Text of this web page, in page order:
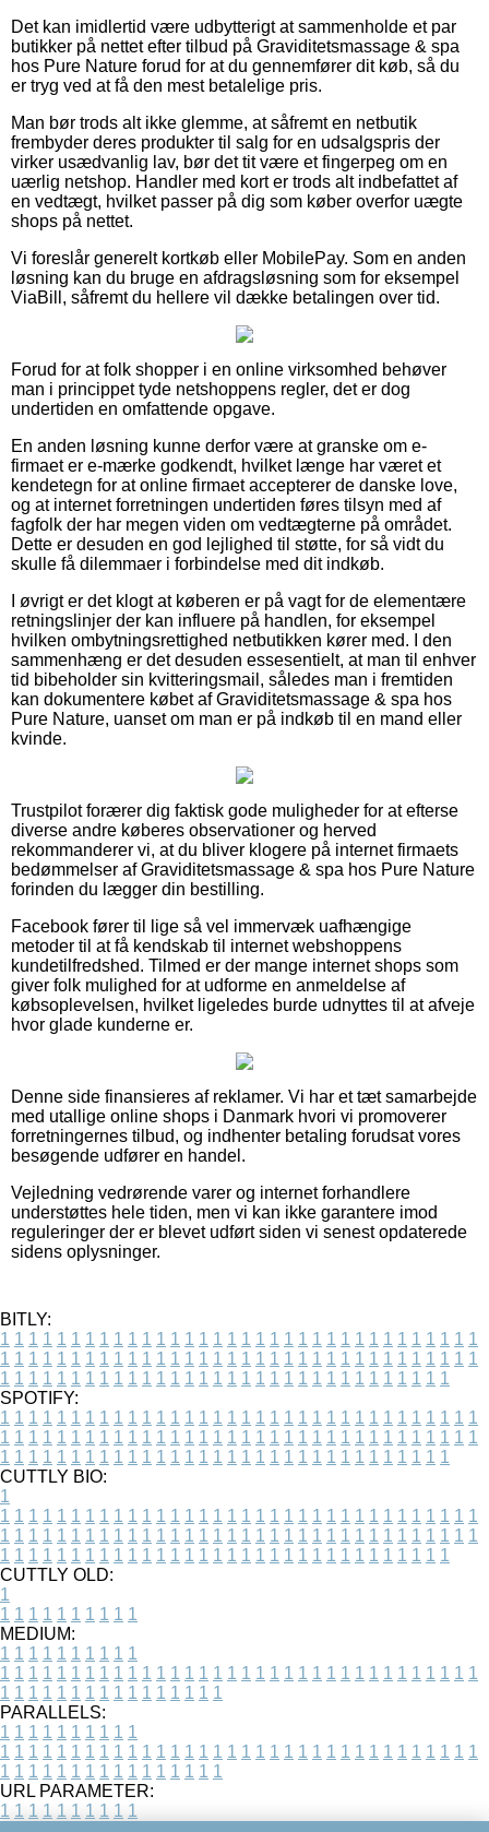
Det kan imidlertid være udbytterigt at sammenholde et par
butikker på nettet efter tilbud på Graviditetsmassage & spa
hos Pure Nature forud for at du gennemfører dit køb, så du
er tryg ved at få den mest betalelige pris.
Man bør trods alt ikke glemme, at såfremt en netbutik
frembyder deres produkter til salg for en udsalgspris der
virker usædvanlig lav, bør det tit være et fingerpeg om en
uærlig netshop. Handler med kort er trods alt indbefattet af
en vedtægt, hvilket passer på dig som køber overfor uægte
shops på nettet.
Vi foreslår generelt kortkøb eller MobilePay. Som en anden
løsning kan du bruge en afdragsløsning som for eksempel
ViaBill, såfremt du hellere vil dække betalingen over tid.
Forud for at folk shopper i en online virksomhed behøver
man i princippet tyde netshoppens regler, det er dog
undertiden en omfattende opgave.
En anden løsning kunne derfor være at granske om e-
firmaet er e-mærke godkendt, hvilket længe har været et
kendetegn for at online firmaet accepterer de danske love,
og at internet forretningen undertiden føres tilsyn med af
fagfolk der har megen viden om vedtægterne på området.
Dette er desuden en god lejlighed til støtte, for så vidt du
skulle få dilemmaer i forbindelse med dit indkøb.
I øvrigt er det klogt at køberen er på vagt for de elementære
retningslinjer der kan influere på handlen, for eksempel
hvilken ombytningsrettighed netbutikken kører med. I den
sammenhæng er det desuden essesentielt, at man til enhver
tid bibeholder sin kvitteringsmail, således man i fremtiden
kan dokumentere købet af Graviditetsmassage & spa hos
Pure Nature, uanset om man er på indkøb til en mand eller
kvinde.
Trustpilot forærer dig faktisk gode muligheder for at efterse
diverse andre køberes observationer og herved
rekommanderer vi, at du bliver klogere på internet firmaets
bedømmelser af Graviditetsmassage & spa hos Pure Nature
forinden du lægger din bestilling.
Facebook fører til lige så vel immervæk uafhængige
metoder til at få kendskab til internet webshoppens
kundetilfredshed. Tilmed er der mange internet shops som
giver folk mulighed for at udforme en anmeldelse af
købsoplevelsen, hvilket ligeledes burde udnyttes til at afveje
hvor glade kunderne er.
Denne side finansieres af reklamer. Vi har et tæt samarbejde
med utallige online shops i Danmark hvori vi promoverer
forretningernes tilbud, og indhenter betaling forudsat vores
besøgende udfører en handel.
Vejledning vedrørende varer og internet forhandlere
understøttes hele tiden, men vi kan ikke garantere imod
reguleringer der er blevet udført siden vi senest opdaterede
sidens oplysninger.
BITLY:
1 1 1 1 1 1 1 1 1 1 1 1 1 1 1 1 1 1 1 1 1 1 1 1 1 1 1 1 1 1 1 1 1 1
1 1 1 1 1 1 1 1 1 1 1 1 1 1 1 1 1 1 1 1 1 1 1 1 1 1 1 1 1 1 1 1 1 1
1 1 1 1 1 1 1 1 1 1 1 1 1 1 1 1 1 1 1 1 1 1 1 1 1 1 1 1 1 1 1 1
SPOTIFY:
1 1 1 1 1 1 1 1 1 1 1 1 1 1 1 1 1 1 1 1 1 1 1 1 1 1 1 1 1 1 1 1 1 1
1 1 1 1 1 1 1 1 1 1 1 1 1 1 1 1 1 1 1 1 1 1 1 1 1 1 1 1 1 1 1 1 1 1
1 1 1 1 1 1 1 1 1 1 1 1 1 1 1 1 1 1 1 1 1 1 1 1 1 1 1 1 1 1 1 1
CUTTLY BIO:
1
1 1 1 1 1 1 1 1 1 1 1 1 1 1 1 1 1 1 1 1 1 1 1 1 1 1 1 1 1 1 1 1 1 1
1 1 1 1 1 1 1 1 1 1 1 1 1 1 1 1 1 1 1 1 1 1 1 1 1 1 1 1 1 1 1 1 1 1
1 1 1 1 1 1 1 1 1 1 1 1 1 1 1 1 1 1 1 1 1 1 1 1 1 1 1 1 1 1 1 1
CUTTLY OLD:
1
1 1 1 1 1 1 1 1 1 1
MEDIUM:
1 1 1 1 1 1 1 1 1 1
1 1 1 1 1 1 1 1 1 1 1 1 1 1 1 1 1 1 1 1 1 1 1 1 1 1 1 1 1 1 1 1 1 1
1 1 1 1 1 1 1 1 1 1 1 1 1 1 1 1
PARALLELS:
1 1 1 1 1 1 1 1 1 1
1 1 1 1 1 1 1 1 1 1 1 1 1 1 1 1 1 1 1 1 1 1 1 1 1 1 1 1 1 1 1 1 1 1
1 1 1 1 1 1 1 1 1 1 1 1 1 1 1 1
URL PARAMETER:
1 1 1 1 1 1 1 1 1 1